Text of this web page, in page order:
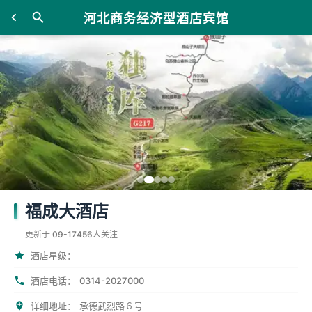
河北商务经济型酒店宾馆
福成大酒店
更新于 09-17456人关注
酒店星级：
酒店电话： 0314-2027000
详细地址： 承德武烈路６号